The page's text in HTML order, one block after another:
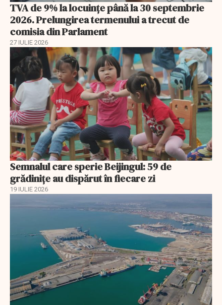
TVA de 9% la locuințe până la 30 septembrie
2026. Prelungirea termenului a trecut de
comisia din Parlament
27 IULIE 2026
Semnalul care sperie Beijingul: 59 de
grădinițe au dispărut în fiecare zi
19 IULIE 2026